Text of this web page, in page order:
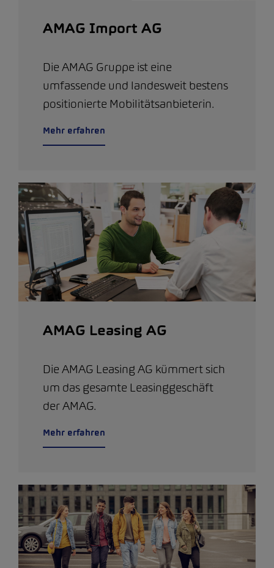
AMAG Import AG
Die AMAG Gruppe ist eine
umfassende und landesweit bestens
positionierte Mobilitätsanbieterin.
Mehr erfahren
AMAG Leasing AG
Die AMAG Leasing AG kümmert sich
um das gesamte Leasinggeschäft
der AMAG.
Mehr erfahren